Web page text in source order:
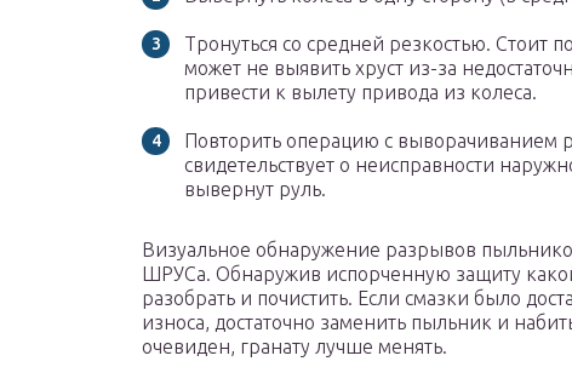
Тронуться со средней резкостью. Стоит
может не выявить хруст из-за
привести к вылету привода из колеса.
Повторить операцию с выворачиванием
свидетельствует о неисправности
вывернут руль.
Визуальное обнаружение разрывов
ШРУСа. Обнаружив испорченную защиту
разобрать и почистить. Если смазки было
износа, достаточно заменить пыльник и
очевиден, гранату лучше менять.